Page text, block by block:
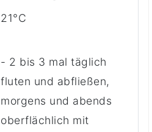
21°C
- 2 bis 3 mal täglich
fluten und abfließen,
morgens und abends
oberflächlich mit